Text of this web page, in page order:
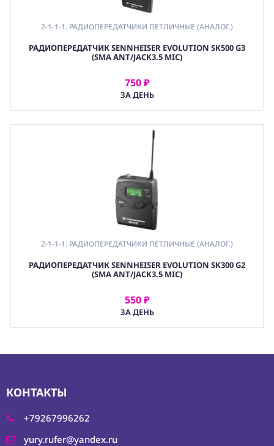
2-1-1-1. РАДИОПЕРЕДАТЧИКИ ПЕТЛИЧНЫЕ (АНАЛОГ.)
РАДИОПЕРЕДАТЧИК SENNHEISER EVOLUTION SK500 G3
(SMA ANT/JACK3.5 MIC)
750 ₽
ЗА ДЕНЬ
АРЕНДОВАТЬ
2-1-1-1. РАДИОПЕРЕДАТЧИКИ ПЕТЛИЧНЫЕ (АНАЛОГ.)
РАДИОПЕРЕДАТЧИК SENNHEISER EVOLUTION SK300 G2
(SMA ANT/JACK3.5 MIC)
550 ₽
ЗА ДЕНЬ
АРЕНДОВАТЬ
КОНТАКТЫ
+79267996262
yury.rufer@yandex.ru